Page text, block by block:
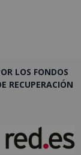
LOS FONDOS
RECUPERACIÓN